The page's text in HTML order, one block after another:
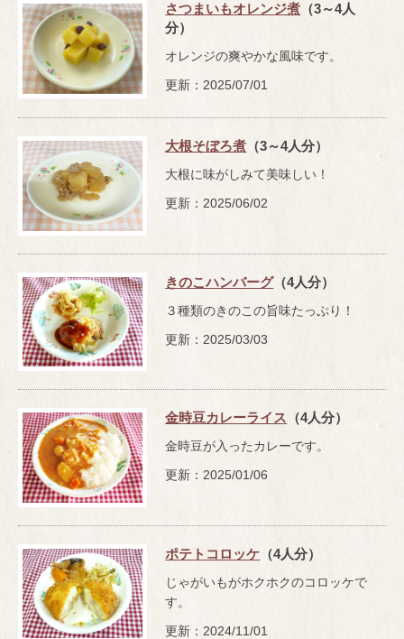
さつまいもオレンジ煮 （3～4人
分）
オレンジの爽やかな風味です。
更新：2025/07/01
大根そぼろ煮 （3～4人分）
大根に味がしみて美味しい！
更新：2025/06/02
きのこハンバーグ（4人分）
３種類のきのこの旨味たっぷり！
更新：2025/03/03
金時豆カレーライス （4人分）
金時豆が入ったカレーです。
更新：2025/01/06
ポテトコロッケ （4人分）
じゃがいもがホクホクのコロッケで
す。
更新：2024/11/01